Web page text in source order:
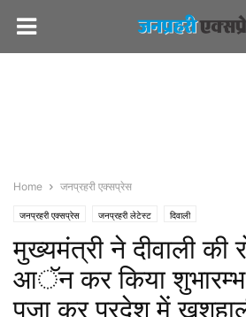
Home जनप्रहरी एक्सप्रेस
जनप्रहरी एक्सप्रेस जनप्रहरी लेटेस्ट दिवाली
मुख्यमंत्री ने दीवाली की
आॅन कर किया शुभारम्भ,
पूजा कर प्रदेश में